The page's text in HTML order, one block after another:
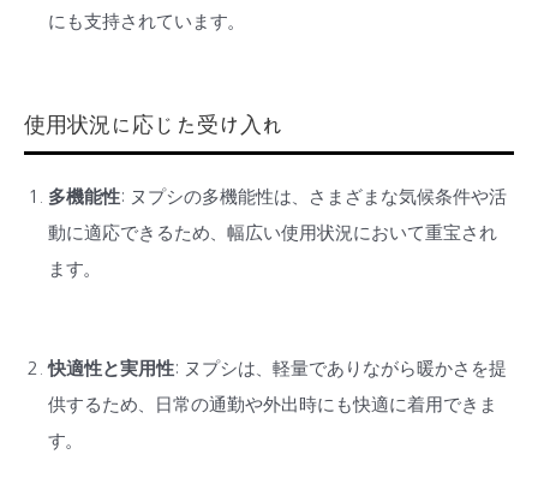
にも支持されています。
使用状況に応じた受け入れ
多機能性: ヌプシの多機能性は、さまざまな気候条件や活
動に適応できるため、幅広い使用状況において重宝され
ます。
快適性と実用性: ヌプシは、軽量でありながら暖かさを提
供するため、日常の通勤や外出時にも快適に着用できま
す。